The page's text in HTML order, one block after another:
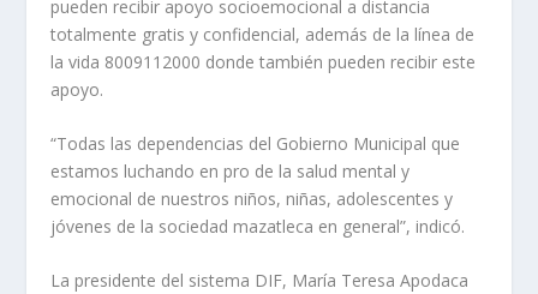
pueden recibir apoyo socioemocional a distancia
totalmente gratis y confidencial, además de la línea de
la vida 8009112000 donde también pueden recibir este
apoyo.
“Todas las dependencias del Gobierno Municipal que
estamos luchando en pro de la salud mental y
emocional de nuestros niños, niñas, adolescentes y
jóvenes de la sociedad mazatleca en general”, indicó.
La presidente del sistema DIF, María Teresa Apodaca